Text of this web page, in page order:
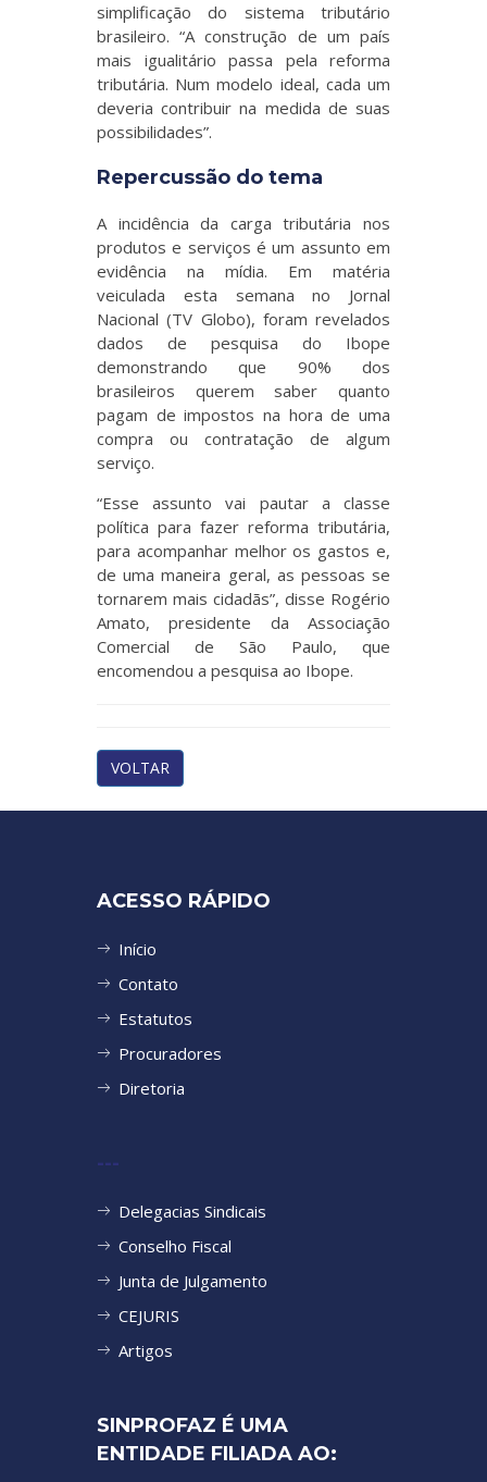
simplificação do sistema tributário
brasileiro. “A construção de um país
mais igualitário passa pela reforma
tributária. Num modelo ideal, cada um
deveria contribuir na medida de suas
possibilidades”.
Repercussão do tema
A incidência da carga tributária nos
produtos e serviços é um assunto em
evidência na mídia. Em matéria
veiculada esta semana no Jornal
Nacional (TV Globo), foram revelados
dados de pesquisa do Ibope
demonstrando que 90% dos
brasileiros querem saber quanto
pagam de impostos na hora de uma
compra ou contratação de algum
serviço.
“Esse assunto vai pautar a classe
política para fazer reforma tributária,
para acompanhar melhor os gastos e,
de uma maneira geral, as pessoas se
tornarem mais cidadãs”, disse Rogério
Amato, presidente da Associação
Comercial de São Paulo, que
encomendou a pesquisa ao Ibope.
VOLTAR
ACESSO RÁPIDO
Início
Contato
Estatutos
Procuradores
Diretoria
---
Delegacias Sindicais
Conselho Fiscal
Junta de Julgamento
CEJURIS
Artigos
SINPROFAZ É UMA
ENTIDADE FILIADA AO: